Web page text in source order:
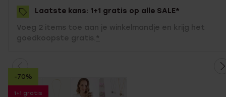
are
here:
Laatste kans: 1+1 gratis op alle SALE*
Voeg 2 items toe aan je winkelmandje en krijg het
goedkoopste gratis. *
-70%
1+1 gratis